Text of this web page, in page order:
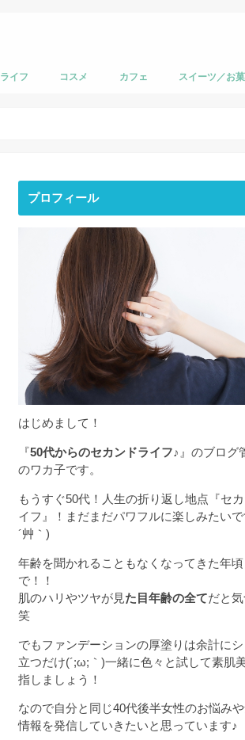
ライフ コスメ カフェ スイーツ／お
プロフィール
はじめまして！
『50代からのセカンドライフ♪ 』のブログ
のワカ子です。
もうすぐ50代！人生の折り返し地点『セ
イフ』！まだまだパワフルに楽しみたい
´艸｀)
年齢を聞かれることもなくなってきた年頃
で！！
肌のハリやツヤが見た目年齢の全てだと
笑
でもファンデーションの厚塗りは余計にシ
立つだけ(´;ω;｀)一緒に色々と試して素肌
指しましょう！
なので自分と同じ40代後半女性のお悩み
情報を発信していきたいと思っています♪